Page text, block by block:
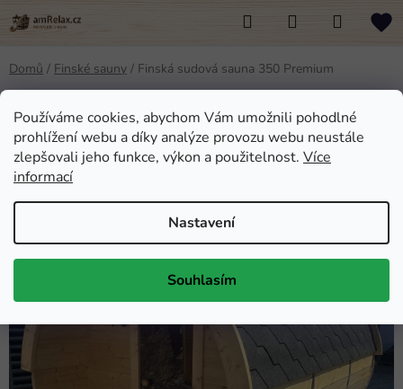
Používáme cookies, abychom Vám umožnili pohodlné
prohlížení webu a díky analýze provozu webu neustále
zlepšovali jeho funkce, výkon a použitelnost. Více
informací
Nastavení
Souhlasím
na
Hledat NÁKUPNÍ
Domů / Finské sauny / Finská sudová sauna 350 Premium
Finská sudová sauna 350
Premium
Průměrné
hodnocení
je
z
5
hvězdiček.
Neohodnoceno